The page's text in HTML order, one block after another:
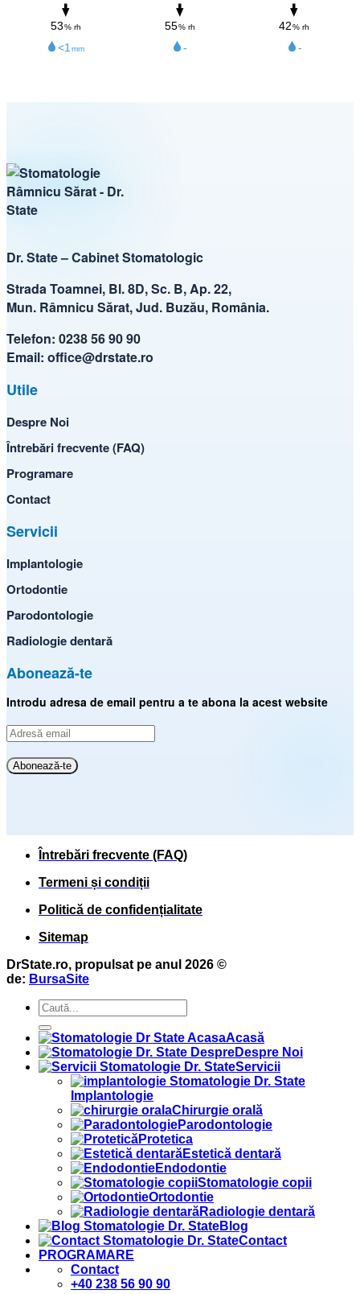
Dr. State – Cabinet Stomatologic
Strada Toamnei, Bl. 8D, Sc. B, Ap. 22,
Mun. Râmnicu Sărat, Jud. Buzău, România.
Telefon: 0238 56 90 90
Email: office@drstate.ro
Utile
Despre Noi
Întrebări frecvente (FAQ)
Programare
Contact
Servicii
Implantologie
Ortodontie
Parodontologie
Radiologie dentară
Abonează-te
Introdu adresa de email pentru a te abona la acest website
Adresă
Abonează-te
Întrebări frecvente (FAQ)
Termeni și condiții
Politică de confidențialitate
Sitemap
DrState.ro, propulsat pe anul 2026 ©
de: BursaSite
Acasă
Despre Noi
Servicii
Implantologie
Chirurgie orală
Parodontologie
Protetica
Estetică dentară
Endodontie
Stomatologie copii
Ortodontie
Radiologie dentară
Blog
Contact
PROGRAMARE
Contact
+40 238 56 90 90